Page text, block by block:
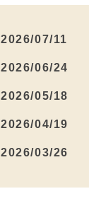
2026/07/11
2026/06/24
2026/05/18
2026/04/19
2026/03/26